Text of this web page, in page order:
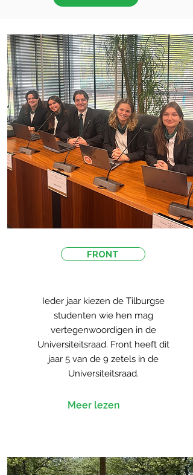
FRONT
Ieder jaar kiezen de Tilburgse
studenten wie hen mag
vertegenwoordigen in de
Universiteitsraad. Front heeft dit
jaar 5 van de 9 zetels in de
Universiteitsraad.
Meer lezen